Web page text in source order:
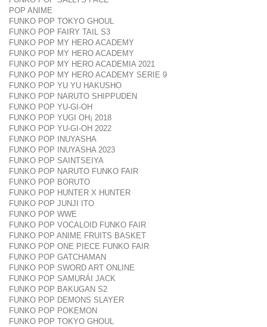
POP ANIME
FUNKO POP TOKYO GHOUL
FUNKO POP FAIRY TAIL S3
FUNKO POP MY HERO ACADEMY
FUNKO POP MY HERO ACADEMY
FUNKO POP MY HERO ACADEMIA 2021
FUNKO POP MY HERO ACADEMY SERIE 9
FUNKO POP YU YU HAKUSHO
FUNKO POP NARUTO SHIPPUDEN
FUNKO POP YU-GI-OH
FUNKO POP YUGI OH¡ 2018
FUNKO POP YU-GI-OH 2022
FUNKO POP INUYASHA
FUNKO POP INUYASHA 2023
FUNKO POP SAINTSEIYA
FUNKO POP NARUTO FUNKO FAIR
FUNKO POP BORUTO
FUNKO POP HUNTER X HUNTER
FUNKO POP JUNJI ITO
FUNKO POP WWE
FUNKO POP VOCALOID FUNKO FAIR
FUNKO POP ANIME FRUITS BASKET
FUNKO POP ONE PIECE FUNKO FAIR
FUNKO POP GATCHAMAN
FUNKO POP SWORD ART ONLINE
FUNKO POP SAMURÁI JACK
FUNKO POP BAKUGAN S2
FUNKO POP DEMONS SLAYER
FUNKO POP POKEMON
FUNKO POP TOKYO GHOUL